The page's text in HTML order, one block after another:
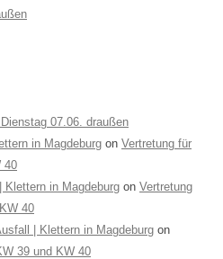
07.06. draußen
in Magdeburg on Vertretung für
40
Klettern in Magdeburg on Vertretung
40
| Klettern in Magdeburg on
39 und KW 40